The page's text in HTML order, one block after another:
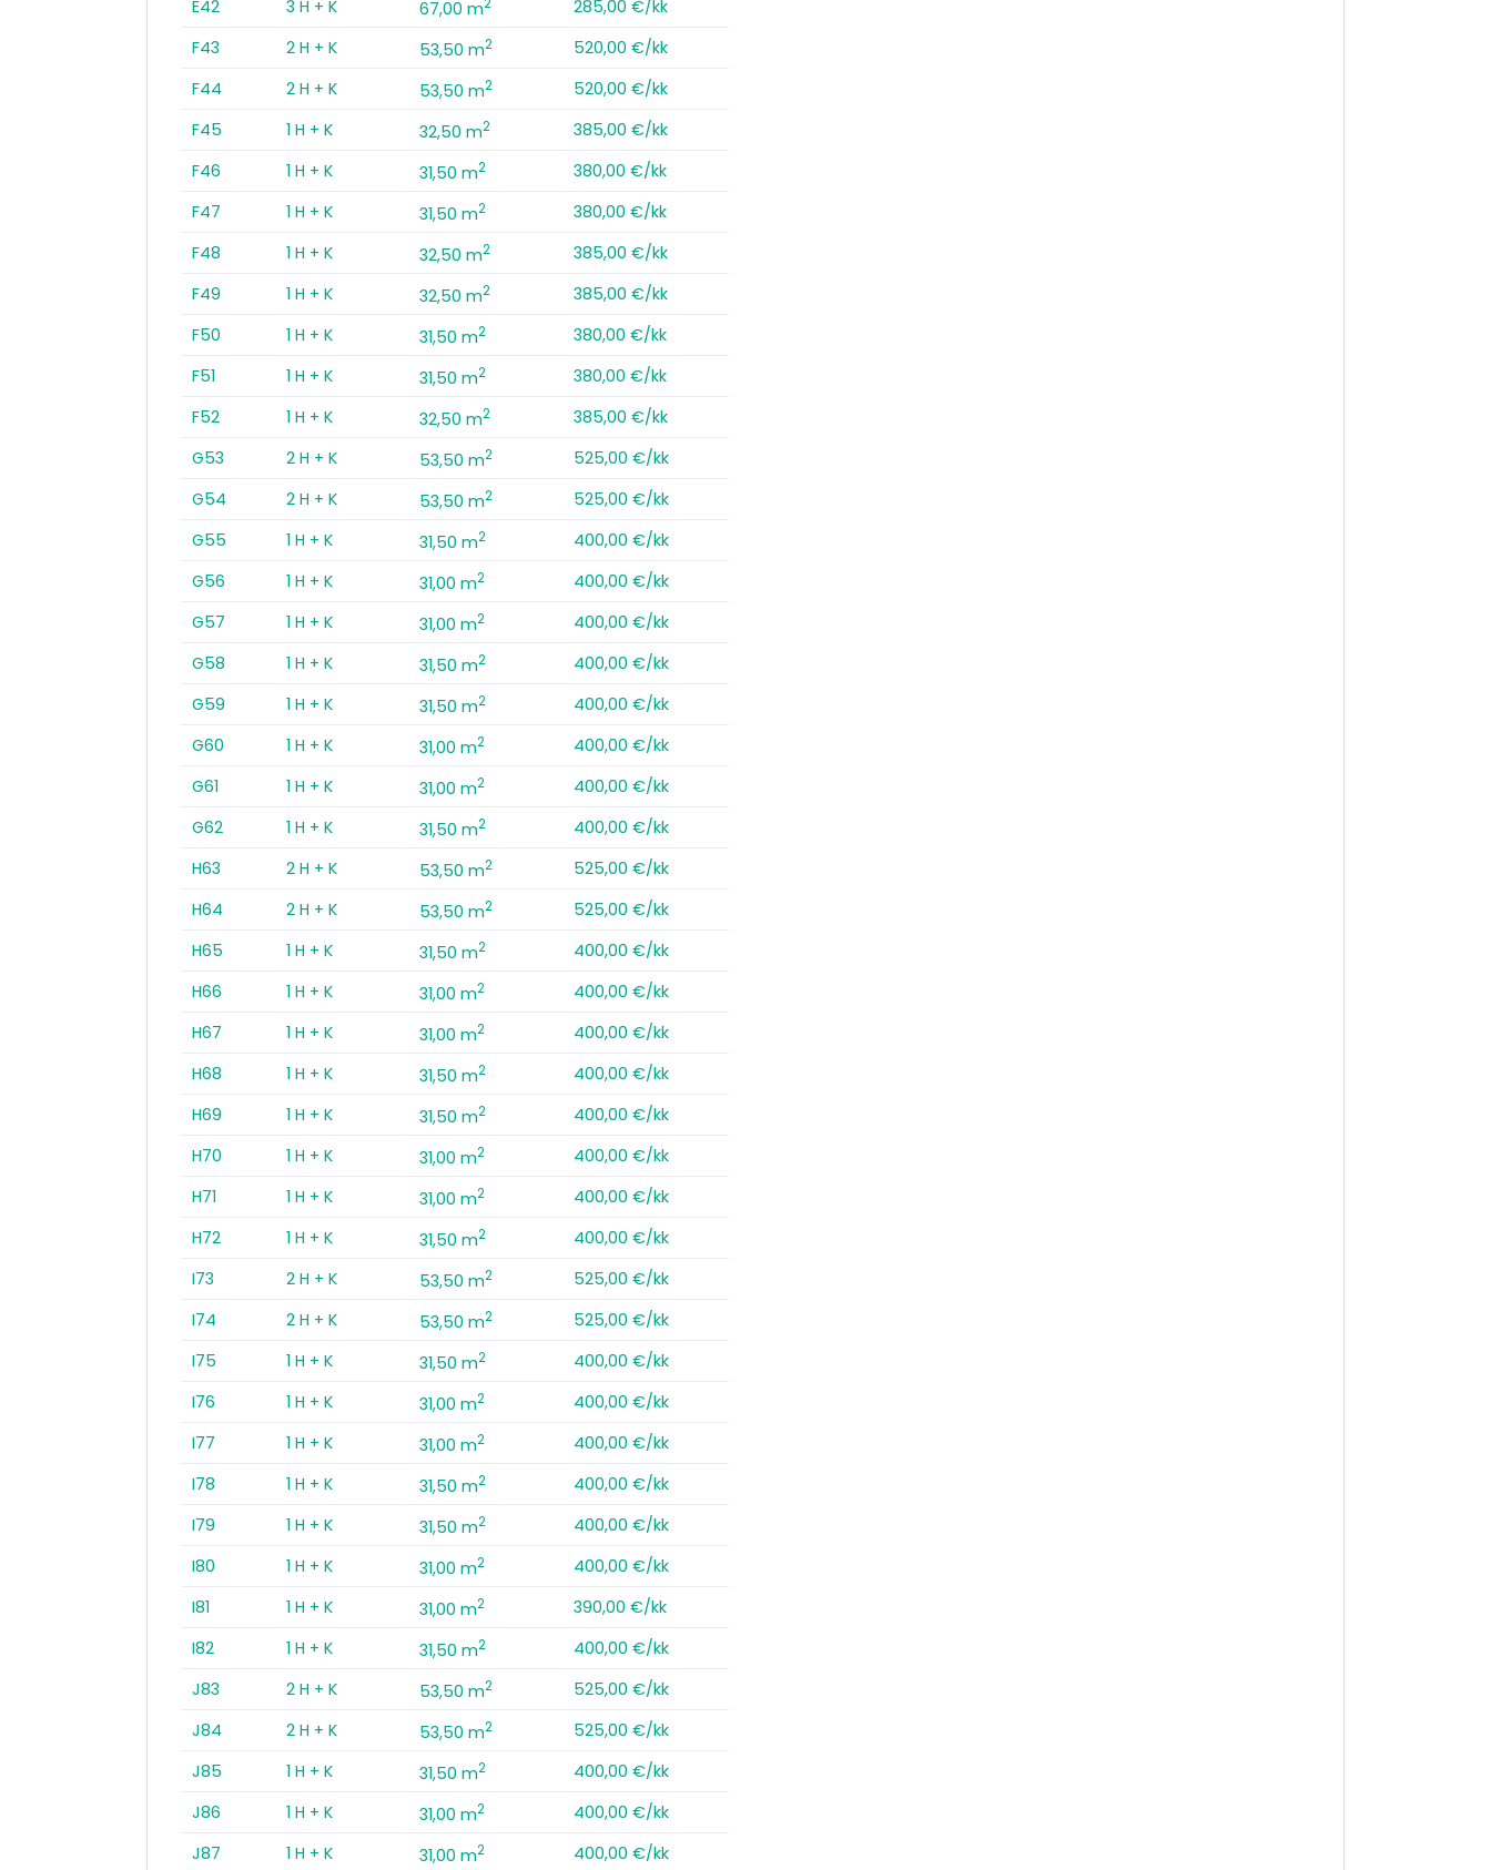
E42
3 H + K 67,00 m
285,00 €/kk
F43
2 H + K 53,50 m2
520,00 €/kk
F44
2 H + K 53,50 m2
520,00 €/kk
F45
1 H + K 32,50 m2
385,00 €/kk
F46
1 H + K 31,50 m2
380,00 €/kk
F47
1 H + K 31,50 m2
380,00 €/kk
F48
1 H + K 32,50 m2
385,00 €/kk
F49
1 H + K 32,50 m2
385,00 €/kk
F50
1 H + K 31,50 m2
380,00 €/kk
F51
1 H + K 31,50 m2
380,00 €/kk
F52
1 H + K 32,50 m2
385,00 €/kk
G53
2 H + K 53,50 m2
525,00 €/kk
G54
2 H + K 53,50 m2
525,00 €/kk
G55
1 H + K 31,50 m2
400,00 €/kk
G56
1 H + K 31,00 m2
400,00 €/kk
G57
1 H + K 31,00 m2
400,00 €/kk
G58
1 H + K 31,50 m2
400,00 €/kk
G59
1 H + K 31,50 m2
400,00 €/kk
G60
1 H + K 31,00 m2
400,00 €/kk
G61
1 H + K 31,00 m2
400,00 €/kk
G62
1 H + K 31,50 m2
400,00 €/kk
H63
2 H + K 53,50 m2
525,00 €/kk
H64
2 H + K 53,50 m2
525,00 €/kk
H65
1 H + K 31,50 m2
400,00 €/kk
H66
1 H + K 31,00 m2
400,00 €/kk
H67
1 H + K 31,00 m2
400,00 €/kk
H68
1 H + K 31,50 m2
400,00 €/kk
H69
1 H + K 31,50 m2
400,00 €/kk
H70
1 H + K 31,00 m2
400,00 €/kk
H71
1 H + K 31,00 m2
400,00 €/kk
H72
1 H + K 31,50 m2
400,00 €/kk
I73
2 H + K 53,50 m2
525,00 €/kk
I74
2 H + K 53,50 m2
525,00 €/kk
I75
1 H + K 31,50 m2
400,00 €/kk
I76
1 H + K 31,00 m2
400,00 €/kk
I77
1 H + K 31,00 m2
400,00 €/kk
I78
1 H + K 31,50 m2
400,00 €/kk
I79
1 H + K 31,50 m2
400,00 €/kk
I80
1 H + K 31,00 m2
400,00 €/kk
I81
1 H + K 31,00 m2
390,00 €/kk
I82
1 H + K 31,50 m2
400,00 €/kk
J83
2 H + K 53,50 m2
525,00 €/kk
J84
2 H + K 53,50 m2
525,00 €/kk
J85
1 H + K 31,50 m2
400,00 €/kk
J86
1 H + K 31,00 m2
400,00 €/kk
J87
1 H + K 31,00 m2 400,00 €/kk